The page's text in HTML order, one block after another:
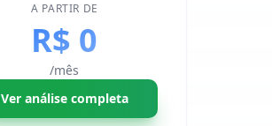
A PARTIR DE
R$ 0
/mês
Ver análise completa